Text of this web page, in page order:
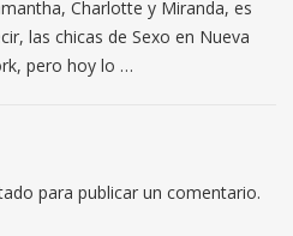
Charlotte y Miranda, es
las chicas de Sexo en Nueva
pero hoy lo …
para publicar un comentario.